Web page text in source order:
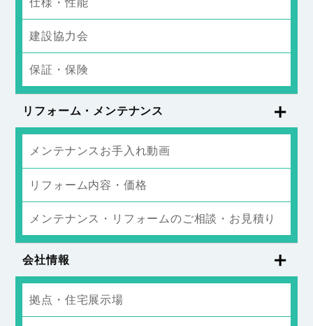
仕様・性能
建設協力会
保証・保険
リフォーム・メンテナンス
メンテナンスお手入れ動画
リフォーム内容・価格
メンテナンス・リフォームのご相談・お見積り
会社情報
拠点・住宅展示場